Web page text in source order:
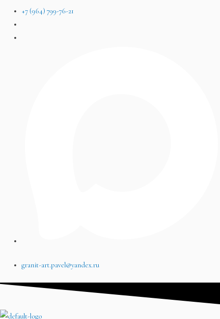
+7 (964) 799-76-21
granit-art.pavel@yandex.ru